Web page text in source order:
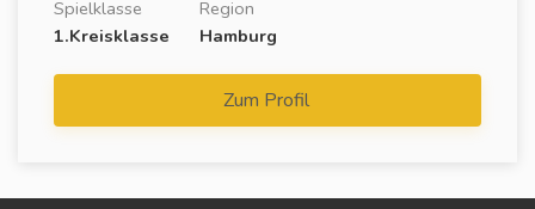
Spielklasse
1.Kreisklasse
Region
Hamburg
Zum Profil